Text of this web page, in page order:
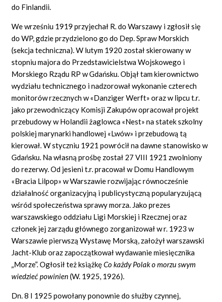
do Finlandii.
We wrześniu 1919 przyjechał R. do Warszawy i zgłosił się
do WP, gdzie przydzielono go do Dep. Spraw Morskich
(sekcja techniczna). W lutym 1920 został skierowany w
stopniu majora do Przedstawicielstwa Wojskowego i
Morskiego Rządu RP w Gdańsku. Objął tam kierownictwo
wydziału technicznego i nadzorował wykonanie czterech
monitorów rzecznych w «Danziger Werft» oraz w lipcu t.r.
jako przewodniczący Komisji Zakupów opracował projekt
przebudowy w Holandii żaglowca «Nest» na statek szkolny
polskiej marynarki handlowej «Lwów» i przebudową tą
kierował. W styczniu 1921 powrócił na dawne stanowisko w
Gdańsku. Na własną prośbę został 27 VIII 1921 zwolniony
do rezerwy. Od jesieni t.r. pracował w Domu Handlowym
«Bracia Lilpop» w Warszawie rozwijając równocześnie
działalność organizacyjną i publicystyczną popularyzującą
wśród społeczeństwa sprawy morza. Jako prezes
warszawskiego oddziału Ligi Morskiej i Rzecznej oraz
członek jej zarządu głównego zorganizował w r. 1923 w
Warszawie pierwszą Wystawę Morską, założył warszawski
Jacht-Klub oraz zapoczątkował wydawanie miesięcznika
„Morze”. Ogłosił też książkęCo każdy Polak o morzu swym
wiedzieć powinien(W. 1925, 1926).
Dn. 8 I 1925 powołany ponownie do służby czynnej,